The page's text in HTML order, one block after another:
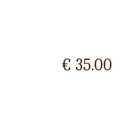
€ 35.00